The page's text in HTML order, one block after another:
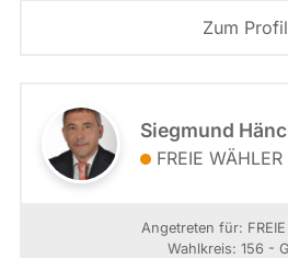
Zum Profil
Siegmund
FREIE WÄHLER
Angetreten für: FREIE
Wahlkreis: 156 -